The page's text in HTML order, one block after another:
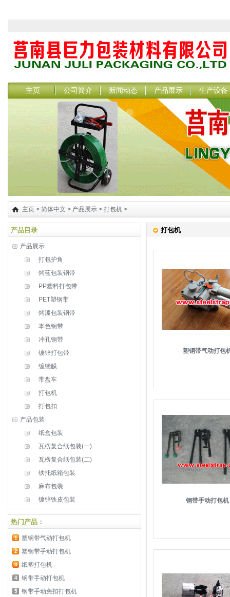
主页 公司简介 新闻动态 产品展示 生产设备
主页 > 简体中文 > 产品展示 > 打包机 >
产品目录
产品展示
打包护角
烤蓝包装钢带
PP塑料打包带
PET塑钢带
烤漆包装钢带
本色钢带
冲孔钢带
镀锌打包带
缠绕膜
带盘车
打包机
打包扣
产品包装
纸盒包装
瓦楞复合纸包装(一)
瓦楞复合纸包装(二)
铁托纸箱包装
麻布包装
镀锌铁皮包装
热门产品：
1 塑钢带气动打包机
2 塑钢带手动打包机
3 纸塑打包机
4 钢带手动打包机
5 钢带手动免扣打包机
打包机
塑钢带气动打包
钢带手动打包机